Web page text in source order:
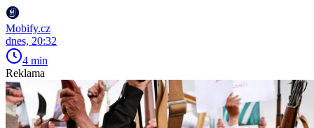
Mobify.cz
dnes, 20:32
4 min
Reklama